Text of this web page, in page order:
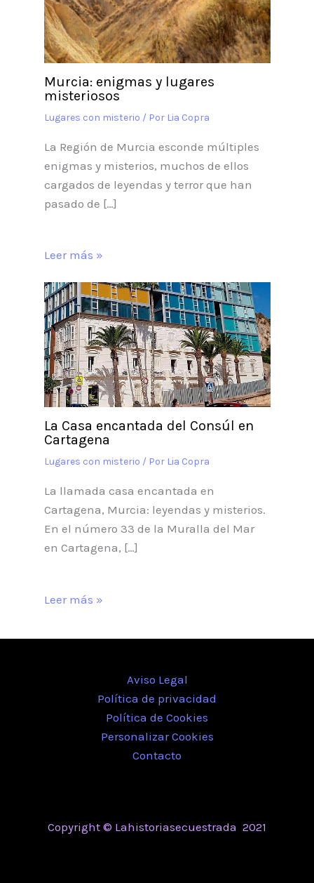
Murcia: enigmas y lugares
misteriosos
Lugares con misterio / Por Lia Copra
La Región de Murcia esconde múltiples
enigmas y misterios, muchos de ellos
cargados de leyendas y terror que han
pasado de […]
Leer más »
La Casa encantada del Consúl en
Cartagena
Lugares con misterio / Por Lia Copra
La llamada casa encantada en
Cartagena, Murcia: leyendas y misterios.
En el número 33 de la Muralla del Mar
en Cartagena, […]
Leer más »
Aviso Legal
Política de privacidad
Política de Cookies
Personalizar Cookies
Contacto
Copyright © Lahistoriasecuestrada 2021